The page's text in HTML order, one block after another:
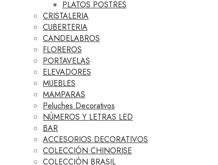
PLATOS POSTRES
CRISTALERIA
CUBERTERIA
CANDELABROS
FLOREROS
PORTAVELAS
ELEVADORES
MUEBLES
MAMPARAS
Peluches Decorativos
NÚMEROS Y LETRAS LED
BAR
ACCESORIOS DECORATIVOS
COLECCIÓN CHINORISE
COLECCIÓN BRASIL